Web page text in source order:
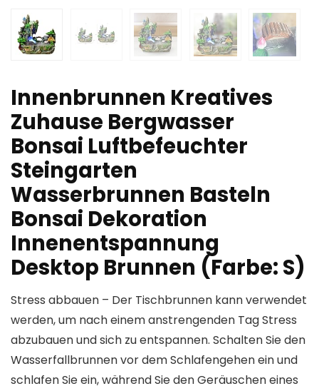
Innenbrunnen Kreatives
Zuhause Bergwasser
Bonsai Luftbefeuchter
Steingarten
Wasserbrunnen Basteln
Bonsai Dekoration
Innenentspannung
Desktop Brunnen (Farbe: S)
Stress abbauen – Der Tischbrunnen kann verwendet
werden, um nach einem anstrengenden Tag Stress
abzubauen und sich zu entspannen. Schalten Sie den
Wasserfallbrunnen vor dem Schlafengehen ein und
schlafen Sie ein, während Sie den Geräuschen eines